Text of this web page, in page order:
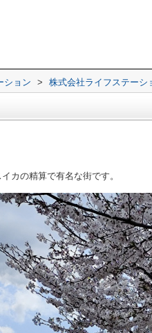
ション > 株式会社ライフステーシ
カの精算で有名な街です。